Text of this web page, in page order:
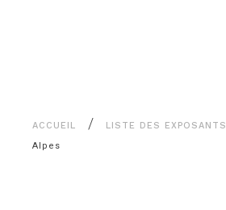
ACCUEIL / LISTE DES EXPOSANTS
Alpes